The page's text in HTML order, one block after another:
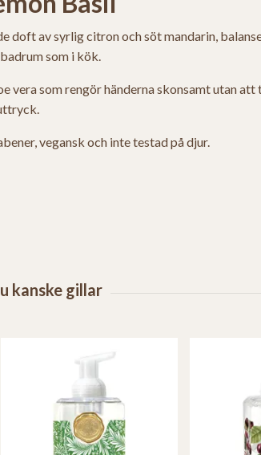
doft av syrlig citron och söt mandarin,
som i kök.
vera som rengör händerna skonsamt utan att
vegansk och inte testad på djur.